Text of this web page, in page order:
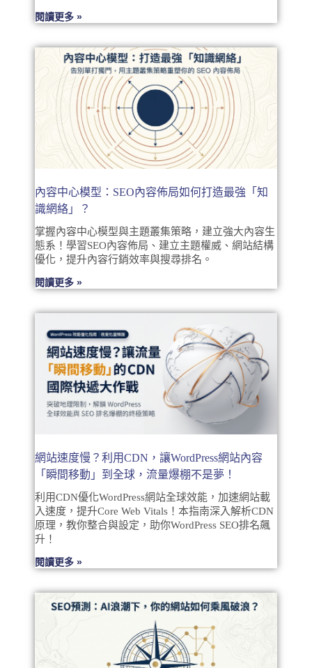
閱讀更多 »
內容中心模型：SEO內容佈局如何打造最強「知
識網絡」？
掌握內容中心模型與主題叢集策略，建立強大內容生
態系！學習SEO內容佈局、建立主題權威、網站結構
優化，提升內容行銷效率與搜尋排名。
閱讀更多 »
網站速度慢？利用CDN，讓WordPress網站內容
「瞬間移動」到全球，流量爆棚不是夢！
利用CDN優化WordPress網站全球效能，加速網站載
入速度，提升Core Web Vitals！本指南深入解析CDN
原理，教你整合與設定，助你WordPress SEO排名飆
升！
閱讀更多 »